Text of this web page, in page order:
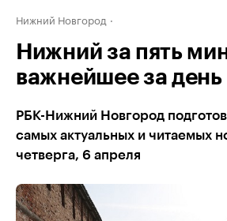
Нижний Новгород
Нижний за пять
важнейшее за день
РБК-Нижний Новгород
самых актуальных и читаемых
четверга, 6 апреля